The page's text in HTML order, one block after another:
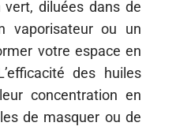
vert, diluées dans de
vaporisateur ou un
votre espace en
des huiles
concentration en
de masquer ou de